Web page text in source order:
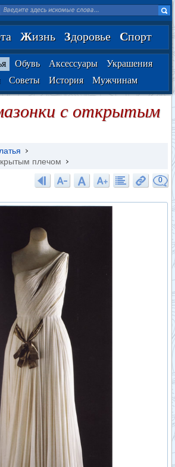
Жизнь Здоровье Спорт
Обувь Аксессуары
Украшения
Советы История Мужчинам
с открытым
плечом
0